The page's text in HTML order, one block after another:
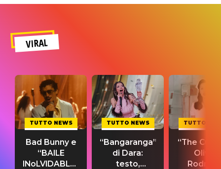
VIRAL
TUTTO NEWS
Bad Bunny e
“BAILE
INoLVIDABLE”:
TUTTO NEWS
“Bangaranga”
di Dara:
testo,
TUTTO
“The
Olivia